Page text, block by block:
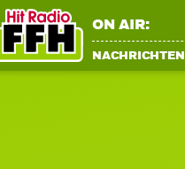
ON AIR:
NACHRICHTEN